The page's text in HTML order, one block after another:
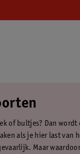
of bultjes? Dan wordt
als je hier last van
Maar